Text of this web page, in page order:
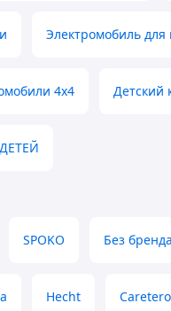
Электромобиль для
4х4 Детский
SPOKO Без бренда
Hecht Caretero